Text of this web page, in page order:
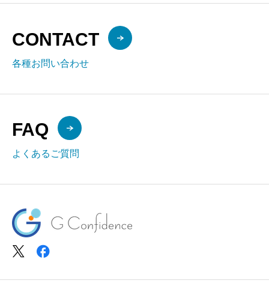
CONTACT
各種お問い合わせ
FAQ
よくあるご質問